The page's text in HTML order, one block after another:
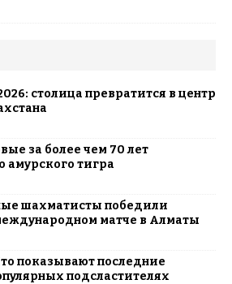
столица превратится в центр
за более чем 70 лет
амурского тигра
шахматисты победили
матче в Алматы
показывают последние
подсластителях